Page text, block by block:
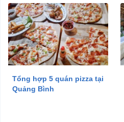
Tổng hợp 5 quán pizza tại
Quảng Bình